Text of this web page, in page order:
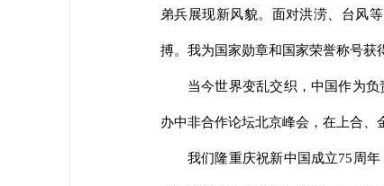
弟兵展现新风貌。面对洪涝、台风
搏。我为国家勋章和国家荣誉称号获
当今世界变乱交织，中国作为
办中非合作论坛北京峰会，在上合、
我们隆重庆祝新中国成立75周